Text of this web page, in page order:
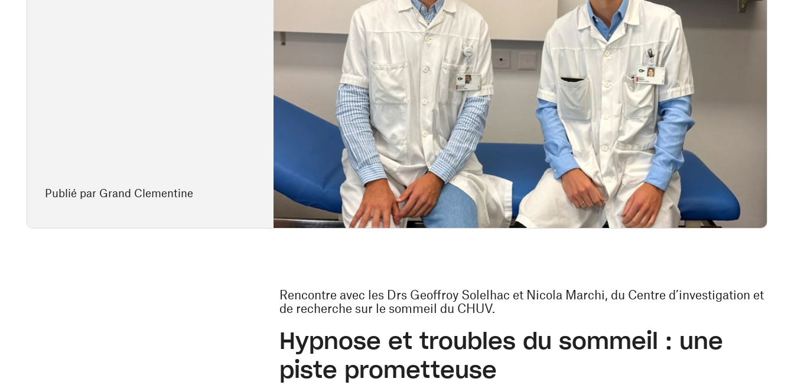
Publié par Grand Clementine
Rencontre avec les Drs Geoffroy Solelhac et Nicola Marchi, du Centre d’investigation et
de recherche sur le sommeil du CHUV.
Hypnose et troubles du sommeil : une
piste prometteuse